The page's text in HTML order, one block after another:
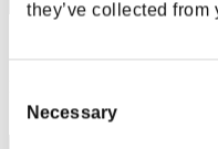
they’ve collected
Selection
Necessary
43